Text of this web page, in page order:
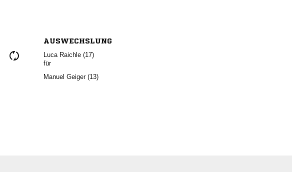
AUSWECHSLUNG
  
für
  